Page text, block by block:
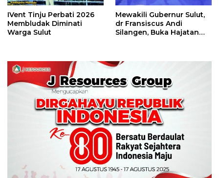
IVent Tinju Perbati 2026
Membludak Diminati
Warga Sulut
Mewakili Gubernur Sulut,
dr Fransiscus Andi
Silangen, Buka Hajatan